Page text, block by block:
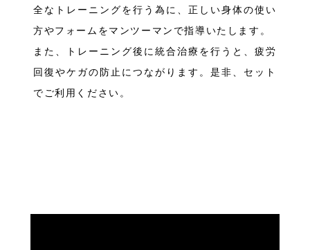
全なトレーニングを行う為に、正しい身体の使い
方やフォームをマンツーマンで指導いたします。
また、トレーニング後に統合治療を行うと、疲労
回復やケガの防止につながります。是非、セット
でご利用ください。